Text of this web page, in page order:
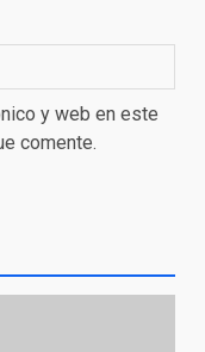
y web en este
comente.